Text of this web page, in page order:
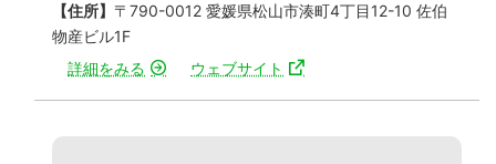
【住所】 〒790-0012 愛媛県松山市湊町4丁目12-10 佐伯
物産ビル1F
詳細をみる
ウェブサイト